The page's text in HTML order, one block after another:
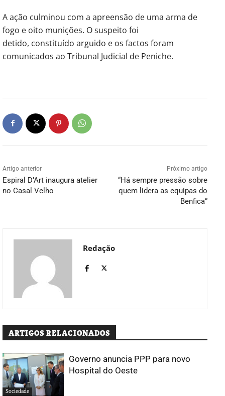
A ação culminou com a apreensão de uma arma de
fogo e oito munições. O suspeito foi
detido, constituído arguido e os factos foram
comunicados ao Tribunal Judicial de Peniche.
Artigo anterior
Espiral D’Art inaugura atelier
no Casal Velho
Próximo artigo
“Há sempre pressão sobre
quem lidera as equipas do
Benfica”
Redação
ARTIGOS RELACIONADOS
Sociedade
Governo anuncia PPP para novo
Hospital do Oeste